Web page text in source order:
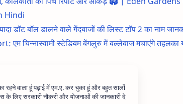
Hindi
डॉट बॉल डालने वाले गेंदबाजों की लिस्ट टॉप 2 का नाम
चिन्नास्वामी स्टेडियम बेंगलुरु में बल्लेबाज मचाएंगे तहलका या
रहने वाला हूं पढ़ाई में एम.ए. कर चुका हूं और बहुत सालों
लिए सरकारी नौकरी और योजनाओं की जानकारी दे